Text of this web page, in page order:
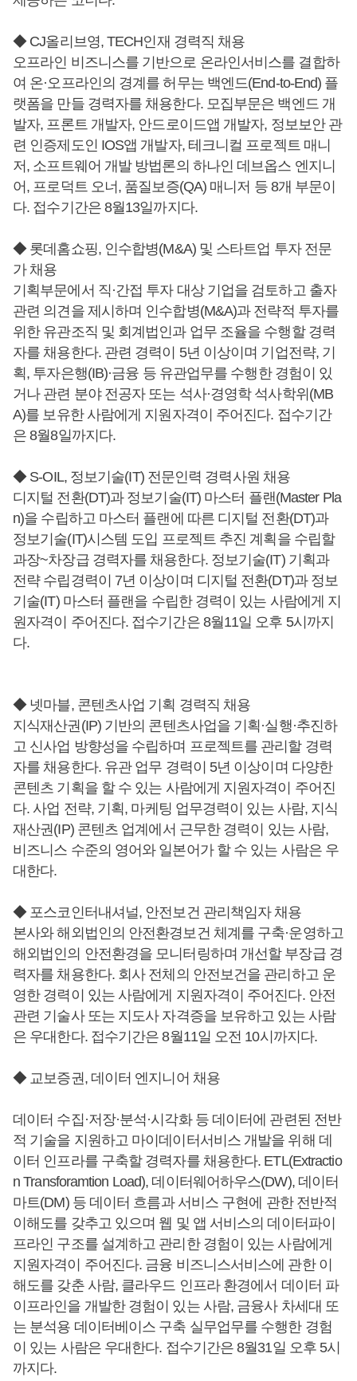
◆ CJ올리브영, TECH인재 경력직 채용
오프라인 비즈니스를 기반으로 온라인서비스를 결합하
여 온·오프라인의 경계를 허무는 백엔드(End-to-End) 플
랫폼을 만들 경력자를 채용한다. 모집부문은 백엔드 개
발자, 프론트 개발자, 안드로이드앱 개발자, 정보보안 관
련 인증제도인 IOS앱 개발자, 테크니컬 프로젝트 매니
저, 소프트웨어 개발 방법론의 하나인 데브옵스 엔지니
어, 프로덕트 오너, 품질보증(QA) 매니저 등 8개 부문이
다. 접수기간은 8월13일까지다.
◆ 롯데홈쇼핑, 인수합병(M&A) 및 스타트업 투자 전문
가 채용
기획부문에서 직·간접 투자 대상 기업을 검토하고 출자
관련 의견을 제시하며 인수합병(M&A)과 전략적 투자를
위한 유관조직 및 회계법인과 업무 조율을 수행할 경력
자를 채용한다. 관련 경력이 5년 이상이며 기업전략, 기
획, 투자은행(IB)·금융 등 유관업무를 수행한 경험이 있
거나 관련 분야 전공자 또는 석사·경영학 석사학위(MB
A)를 보유한 사람에게 지원자격이 주어진다. 접수기간
은 8월8일까지다.
◆ S-OIL, 정보기술(IT) 전문인력 경력사원 채용
디지털 전환(DT)과 정보기술(IT) 마스터 플랜(Master Pla
n)을 수립하고 마스터 플랜에 따른 디지털 전환(DT)과
정보기술(IT)시스템 도입 프로젝트 추진 계획을 수립할
과장~차장급 경력자를 채용한다. 정보기술(IT) 기획과
전략 수립경력이 7년 이상이며 디지털 전환(DT)과 정보
기술(IT) 마스터 플랜을 수립한 경력이 있는 사람에게 지
원자격이 주어진다. 접수기간은 8월11일 오후 5시까지
다.
◆ 넷마블, 콘텐츠사업 기획 경력직 채용
지식재산권(IP) 기반의 콘텐츠사업을 기획·실행·추진하
고 신사업 방향성을 수립하며 프로젝트를 관리할 경력
자를 채용한다. 유관 업무 경력이 5년 이상이며 다양한
콘텐츠 기획을 할 수 있는 사람에게 지원자격이 주어진
다. 사업 전략, 기획, 마케팅 업무경력이 있는 사람, 지식
재산권(IP) 콘텐츠 업계에서 근무한 경력이 있는 사람,
비즈니스 수준의 영어와 일본어가 할 수 있는 사람은 우
대한다.
◆ 포스코인터내셔널, 안전보건 관리책임자 채용
본사와 해외법인의 안전환경보건 체계를 구축·운영하고
해외법인의 안전환경을 모니터링하며 개선할 부장급 경
력자를 채용한다. 회사 전체의 안전보건을 관리하고 운
영한 경력이 있는 사람에게 지원자격이 주어진다. 안전
관련 기술사 또는 지도사 자격증을 보유하고 있는 사람
은 우대한다. 접수기간은 8월11일 오전 10시까지다.
◆ 교보증권, 데이터 엔지니어 채용
데이터 수집·저장·분석·시각화 등 데이터에 관련된 전반
적 기술을 지원하고 마이데이터서비스 개발을 위해 데
이터 인프라를 구축할 경력자를 채용한다. ETL(Extractio
n Transforamtion Load), 데이터웨어하우스(DW), 데이터
마트(DM) 등 데이터 흐름과 서비스 구현에 관한 전반적
이해도를 갖추고 있으며 웹 및 앱 서비스의 데이터파이
프라인 구조를 설계하고 관리한 경험이 있는 사람에게
지원자격이 주어진다. 금융 비즈니스서비스에 관한 이
해도를 갖춘 사람, 클라우드 인프라 환경에서 데이터 파
이프라인을 개발한 경험이 있는 사람, 금융사 차세대 또
는 분석용 데이터베이스 구축 실무업무를 수행한 경험
이 있는 사람은 우대한다. 접수기간은 8월31일 오후 5시
까지다.